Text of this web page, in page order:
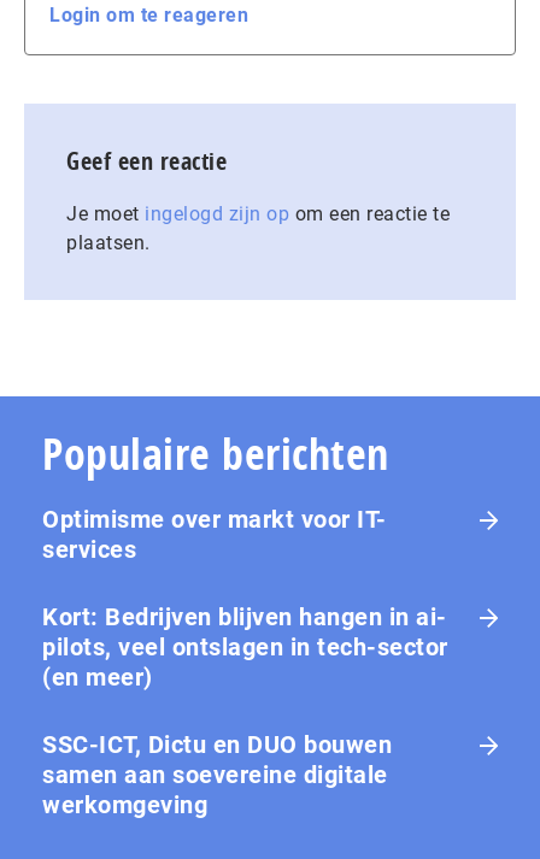
Login om te reageren
Geef een reactie
Je moet ingelogd zijn op om een reactie te
plaatsen.
Populaire berichten
Optimisme over markt voor IT-
services
Kort: Bedrijven blijven hangen in ai-
pilots, veel ontslagen in tech-sector
(en meer)
SSC-ICT, Dictu en DUO bouwen
samen aan soevereine digitale
werkomgeving